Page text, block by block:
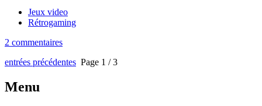
Jeux video
Rétrogaming
2 commentaires
entrées précédentes Page 1 / 3
Menu